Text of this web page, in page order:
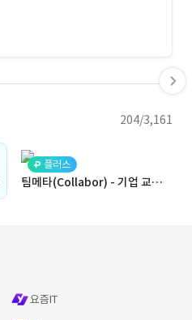
204/3,161
플러스
팀메타(Collabor) - 기업 교육 메타버스
요즘IT